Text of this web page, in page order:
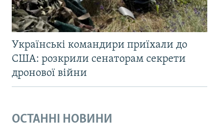
Українські командири приїхали до
США: розкрили сенаторам секрети
дронової війни
ОСТАННІ НОВИНИ